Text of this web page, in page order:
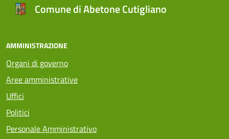
Comune di Abetone Cutigliano
AMMINISTRAZIONE
Organi di governo
Aree amministrative
Uffici
Politici
Personale Amministrativo